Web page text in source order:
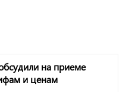
на приеме
и ценам